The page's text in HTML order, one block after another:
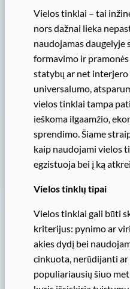
Vielos tinklai – tai
nors dažnai lieka
naudojamas daugelyje
formavimo ir pramonės
statybų ar net interjero
universalumo,
vielos tinklai tampa
ieškoma ilgaamžio,
sprendimo. Šiame
kaip naudojami vielos
egzistuoja bei į ką
Vielos tinklų tipai
Vielos tinklai gali būti
kriterijus: pynimo ar
akies dydį bei
cinkuota, nerūdijanti ar
populiariausių šiuo